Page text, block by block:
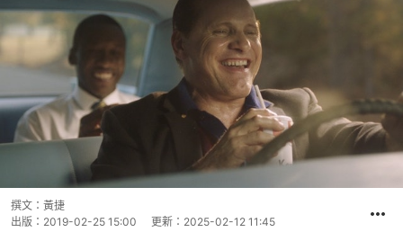
撰文： 黃捷
出版： 2019-02-25 15:00 更新： 2025-02-12 11:45